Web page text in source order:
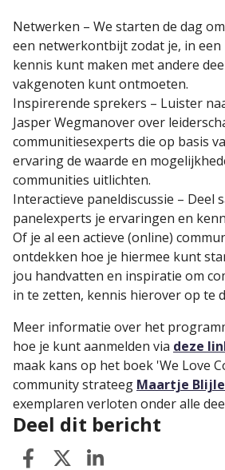
Netwerken – We starten de dag
een netwerkontbijt zodat je, in
kennis kunt maken met andere
vakgenoten kunt ontmoeten.
Inspirerende sprekers – Luister
Jasper Wegmanover over
communitiesexperts die op basis
ervaring de waarde en
communities uitlichten.
Interactieve paneldiscussie – Deel
panelexperts je ervaringen en
Of je al een actieve (online)
ontdekken hoe je hiermee kunt
jou handvatten en inspiratie om
in te zetten, kennis hierover op te
Meer informatie over het
hoe je kunt aanmelden via deze
maak kans op het boek 'We Love
community strateeg Maartje
exemplaren verloten onder alle
Deel dit bericht